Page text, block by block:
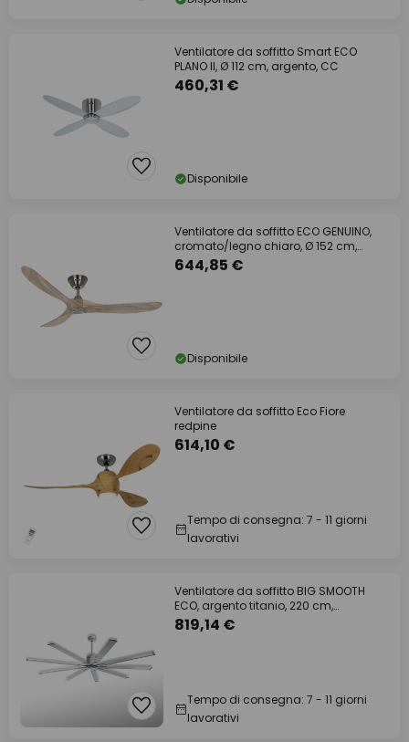
Ventilatore da soffitto Smart ECO
PLANO II, Ø 112 cm, argento, CC
460,31 €
Disponibile
Ventilatore da soffitto ECO GENUINO,
cromato/legno chiaro, Ø 152 cm,
silenzioso
644,85 €
Disponibile
Ventilatore da soffitto Eco Fiore
redpine
614,10 €
Tempo di consegna: 7 - 11 giorni
lavorativi
Ventilatore da soffitto BIG SMOOTH
ECO, argento titanio, 220 cm,
silenzioso
819,14 €
Tempo di consegna: 7 - 11 giorni
lavorativi